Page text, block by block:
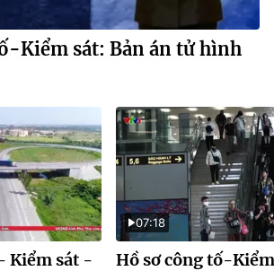
Kiểm sát: Bản án tử hình
Kiểm sát -
07:18
Hồ sơ công tố-